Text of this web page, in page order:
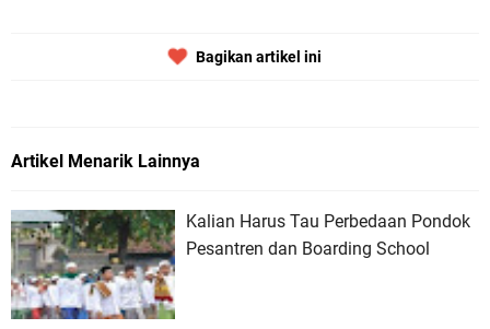
Bagikan artikel ini
Artikel Menarik Lainnya
Kalian Harus Tau Perbedaan Pondok
Pesantren dan Boarding School